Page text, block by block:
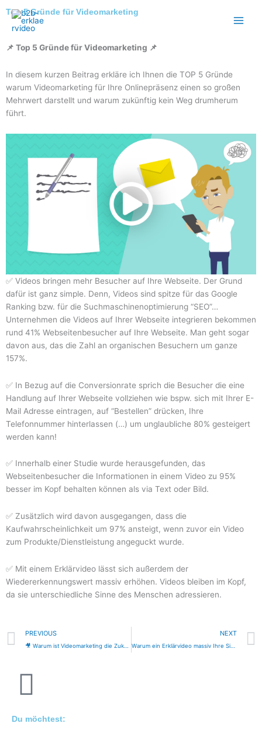
content
Top 5 Gründe für Videomarketing
📌 Top 5 Gründe für Videomarketing 📌
In diesem kurzen Beitrag erkläre ich Ihnen die TOP 5 Gründe
warum Videomarketing für Ihre Onlinepräsenz einen so großen
Mehrwert darstellt und warum zukünftig kein Weg drumherum
führt.
✅ Videos bringen mehr Besucher auf Ihre Webseite. Der Grund
dafür ist ganz simple. Denn, Videos sind spitze für das Google
Ranking bzw. für die Suchmaschinenoptimierung “SEO”…
Unternehmen die Videos auf Ihrer Webseite integrieren bekommen
rund 41% Webseitenbesucher auf Ihre Webseite. Man geht sogar
davon aus, das die Zahl an organischen Besuchern um ganze
157%.
✅ In Bezug auf die Conversionrate sprich die Besucher die eine
Handlung auf Ihrer Webseite vollziehen wie bspw. sich mit Ihrer E-
Mail Adresse eintragen, auf “Bestellen” drücken, Ihre
Telefonnummer hinterlassen (…) um unglaubliche 80% gesteigert
werden kann!
✅ Innerhalb einer Studie wurde herausgefunden, das
Webseitenbesucher die Informationen in einem Video zu 95%
besser im Kopf behalten können als via Text oder Bild.
✅ Zusätzlich wird davon ausgegangen, dass die
Kaufwahrscheinlichkeit um 97% ansteigt, wenn zuvor ein Video
zum Produkte/Dienstleistung angeguckt wurde.
✅ Mit einem Erklärvideo lässt sich außerdem der
Wiedererkennungswert massiv erhöhen. Videos bleiben im Kopf,
da sie unterschiedliche Sinne des Menschen adressieren.
Prev
PREVIOUS
🎥 Warum ist Videomarketing die Zukunft?
NEXT
Warum ein Erklärvideo massiv Ihre Sichtbarkeit erhöht und maßgeblich den Umsatz steigern kann.
Du möchtest: